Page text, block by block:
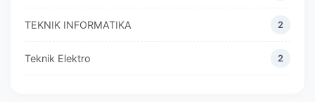
TEKNIK INFORMATIKA 2
Teknik Elektro 2